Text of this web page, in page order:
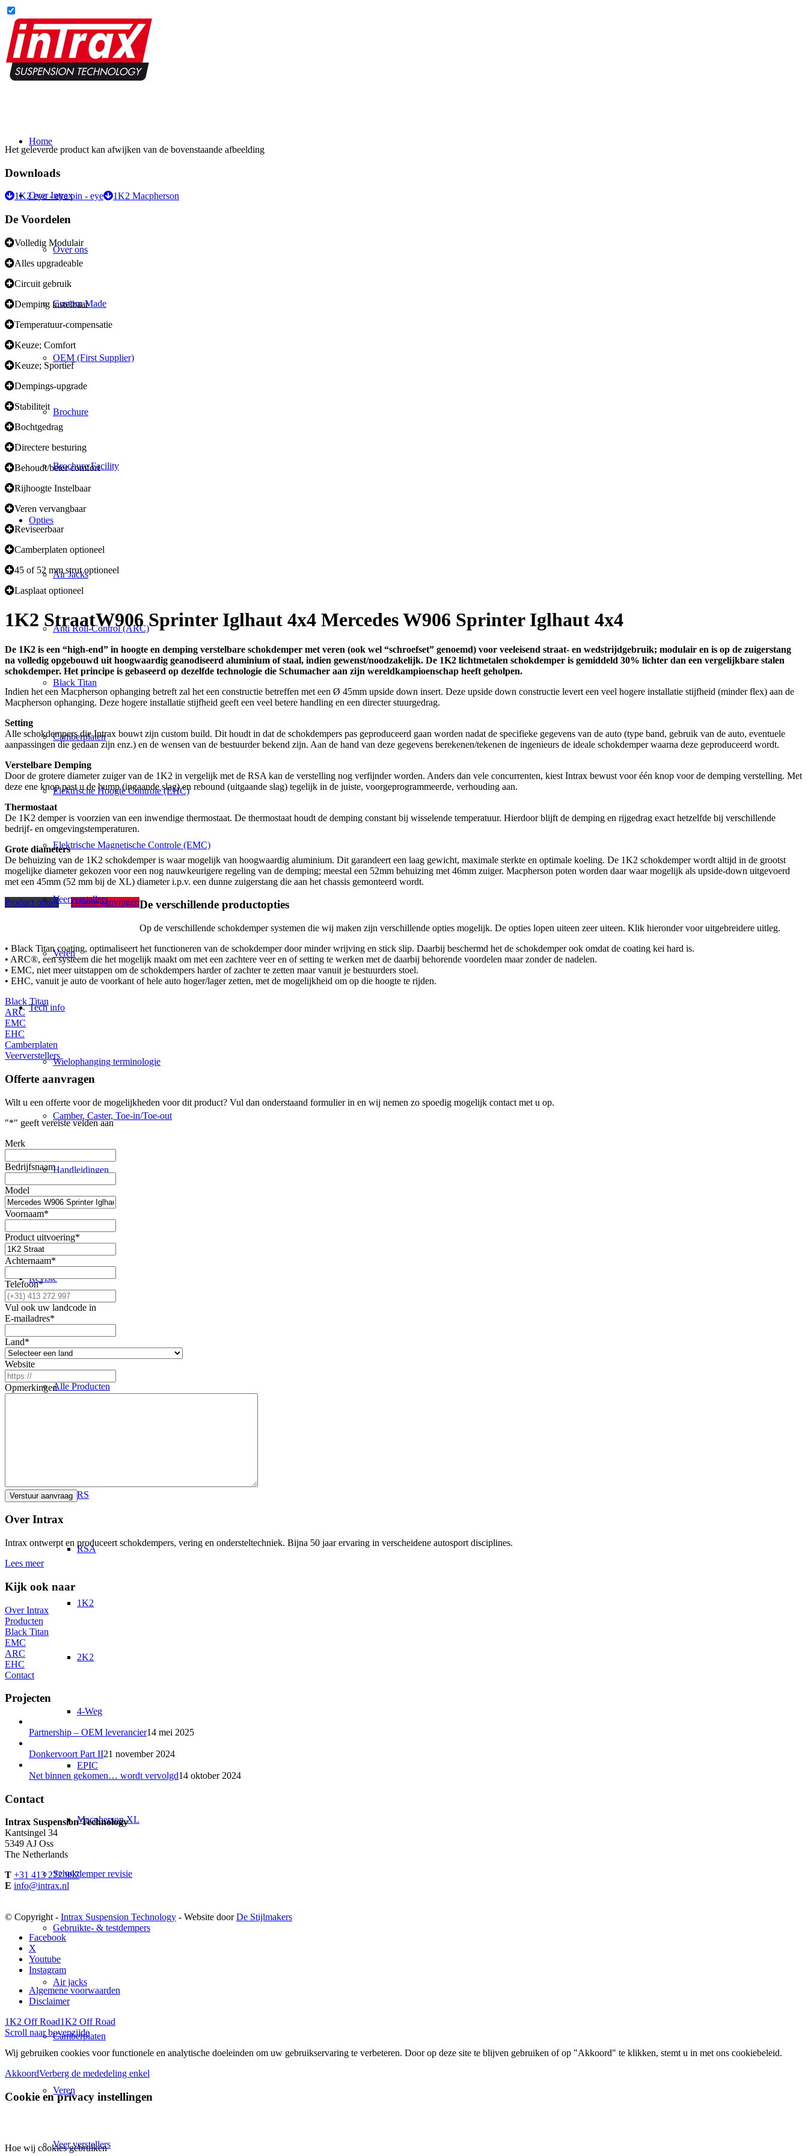
Home
Over Intrax
Over ons
Custom Made
OEM (First Supplier)
Brochure
Brochure Facility
Opties
Air Jacks
Anti Roll-Control (ARC)
Black Titan
Camberplaten
Elektrische Hoogte Controle (EHC)
Elektrische Magnetische Controle (EMC)
Veerverstellers
Veren
Tech info
Wielophanging terminologie
Camber, Caster, Toe-in/Toe-out
Handleidingen
Revisie
Alle Producten
RS
RSA
1K2
2K2
4-Weg
EPIC
Macpherson XL
Schokdemper revisie
Gebruikte- & testdempers
Air jacks
Camberplaten
Veren
Veer verstellers
Het geleverde product kan afwijken van de bovenstaande afbeelding
Downloads
1K2 eye - eye pin - eye 1K2 Macpherson
De Voordelen
Volledig Modulair
Alles upgradeable
Circuit gebruik
Demping instelbaar
Temperatuur-compensatie
Keuze; Comfort
Keuze; Sportief
Dempings-upgrade
Stabiliteit
Bochtgedrag
Directere besturing
Behoudt/beter comfort
Rijhoogte Instelbaar
Veren vervangbaar
Reviseerbaar
Camberplaten optioneel
45 of 52 mm strut optioneel
Lasplaat optioneel
1K2 StraatW906 Sprinter Iglhaut 4x4 Mercedes W906 Sprinter Iglhaut 4x4
De 1K2 is een “high-end” in hoogte en demping verstelbare schokdemper met veren (ook wel “schroefset” genoemd) voor veeleisend straat- en wedstrijdgebruik; modulair en is op de zuigerstang
na volledig opgebouwd uit hoogwaardig geanodiseerd aluminium of staal, indien gewenst/noodzakelijk. De 1K2 lichtmetalen schokdemper is gemiddeld 30% lichter dan een vergelijkbare stalen
schokdemper. Het principe is gebaseerd op dezelfde technologie die Schumacher aan zijn wereldkampioenschap heeft geholpen.
Indien het een Macpherson ophanging betreft zal het een constructie betreffen met een Ø 45mm upside down insert. Deze upside down constructie levert een veel hogere installatie stijfheid (minder flex) aan de
Macpherson ophanging. Deze hogere installatie stijfheid geeft een veel betere handling en een directer stuurgedrag.
Setting
Alle schokdempers die Intrax bouwt zijn custom build. Dit houdt in dat de schokdempers pas geproduceerd gaan worden nadat de specifieke gegevens van de auto (type band, gebruik van de auto, eventuele
aanpassingen die gedaan zijn enz.) en de wensen van de bestuurder bekend zijn. Aan de hand van deze gegevens berekenen/tekenen de ingenieurs de ideale schokdemper waarna deze geproduceerd wordt.
Verstelbare Demping
Door de grotere diameter zuiger van de 1K2 in vergelijk met de RSA kan de verstelling nog verfijnder worden. Anders dan vele concurrenten, kiest Intrax bewust voor één knop voor de demping verstelling. Met
deze ene knop past u de bump (ingaande slag) en rebound (uitgaande slag) tegelijk in de juiste, voorgeprogrammeerde, verhouding aan.
Thermostaat
De 1K2 demper is voorzien van een inwendige thermostaat. De thermostaat houdt de demping constant bij wisselende temperatuur. Hierdoor blijft de demping en rijgedrag exact hetzelfde bij verschillende
bedrijf- en omgevingstemperaturen.
Grote diameters
De behuizing van de 1K2 schokdemper is waar mogelijk van hoogwaardig aluminium. Dit garandeert een laag gewicht, maximale sterkte en optimale koeling. De 1K2 schokdemper wordt altijd in de grootst
mogelijke diameter gekozen voor een nog nauwkeurigere regeling van de demping; meestal een 52mm behuizing met 46mm zuiger. Macpherson poten worden daar waar mogelijk als upside-down uitgevoerd
met een 45mm (52 mm bij de XL) diameter i.p.v. een dunne zuigerstang die aan het chassis gemonteerd wordt.
Product opties
Offerte aanvragenDe verschillende productopties
Op de verschillende schokdemper systemen die wij maken zijn verschillende opties mogelijk. De opties lopen uiteen zeer uiteen. Klik hieronder voor uitgebreidere uitleg.
• Black Titan coating, optimaliseert het functioneren van de schokdemper door minder wrijving en stick slip. Daarbij beschermd het de schokdemper ook omdat de coating kei hard is.
• ARC®, een systeem die het mogelijk maakt om met een zachtere veer en of setting te werken met de daarbij behorende voordelen maar zonder de nadelen.
• EMC, niet meer uitstappen om de schokdempers harder of zachter te zetten maar vanuit je bestuurders stoel.
• EHC, vanuit je auto de voorkant of hele auto hoger/lager zetten, met de mogelijkheid om op die hoogte te rijden.
Black Titan
ARC
EMC
EHC
Camberplaten
Veerverstellers
Offerte aanvragen
Wilt u een offerte voor de mogelijkheden voor dit product? Vul dan onderstaand formulier in en wij nemen zo spoedig mogelijk contact met u op.
"*" geeft vereiste velden aan
Merk
Bedrijfsnaam
Model
Voornaam*
Product uitvoering*
Achternaam*
Telefoon*
Vul ook uw landcode in
E-mailadres*
Land*
Website
Opmerkingen
Over Intrax
Intrax ontwerpt en produceert schokdempers, vering en ondersteltechniek. Bijna 50 jaar ervaring in verscheidene autosport disciplines.
Lees meer
Kijk ook naar
Over Intrax
Producten
Black Titan
EMC
ARC
EHC
Contact
Projecten
Partnership – OEM leverancier14 mei 2025
Donkervoort Part II21 november 2024
Net binnen gekomen… wordt vervolgd14 oktober 2024
Contact
Intrax Suspension Technology
Kantsingel 34
5349 AJ Oss
The Netherlands
T +31 413 272 997
E info@intrax.nl
© Copyright - Intrax Suspension Technology - Website doorDe Stijlmakers
Facebook
X
Youtube
Instagram
Algemene voorwaarden
Disclaimer
1K2 Off Road1K2 Off Road
Scroll naar bovenzijde
Wij gebruiken cookies voor functionele en analytische doeleinden om uw gebruikservaring te verbeteren. Door op deze site te blijven gebruiken of op "Akkoord" te klikken, stemt u in met ons cookiebeleid.
AkkoordVerberg de mededeling enkel
Cookie en privacy instellingen
Hoe wij cookies gebruiken